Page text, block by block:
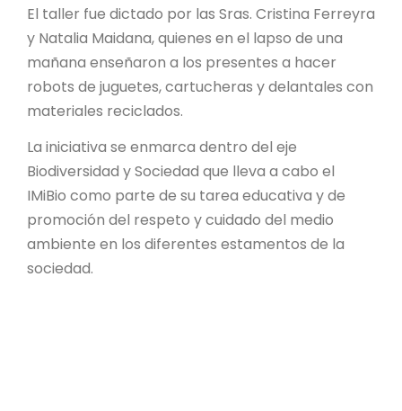
El taller fue dictado por las Sras. Cristina Ferreyra
y Natalia Maidana, quienes en el lapso de una
mañana enseñaron a los presentes a hacer
robots de juguetes, cartucheras y delantales con
materiales reciclados.
La iniciativa se enmarca dentro del eje
Biodiversidad y Sociedad que lleva a cabo el
IMiBio como parte de su tarea educativa y de
promoción del respeto y cuidado del medio
ambiente en los diferentes estamentos de la
sociedad.